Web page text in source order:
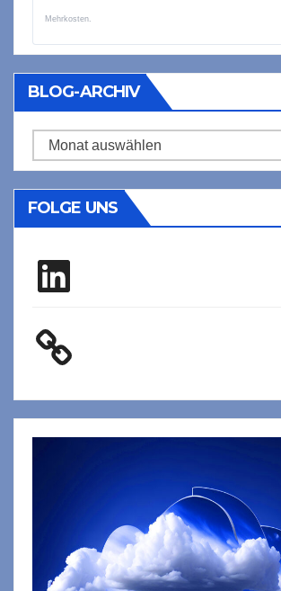
Mehrkosten.
BLOG-ARCHIV
Blog-
Archiv
FOLGE UNS
LinkedIn